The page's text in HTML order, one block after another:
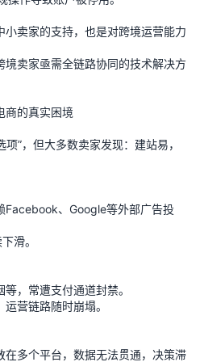
卖家的支持，也是对跨境运营能力
境卖家亟需全链路协同的技术解决方
商的真实困境
项”，但大多数卖家发现：建站易，
Facebook、Google等外部广告投
滑。
，常遭支付通道封禁。
营链路随时崩塌。
在多个平台，数据无法贯通，决策滞